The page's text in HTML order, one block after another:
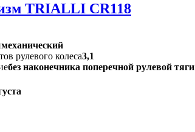
TRIALLI CR118
механический
рулевого колеса3,1
без наконечника поперечной рулевой тяги